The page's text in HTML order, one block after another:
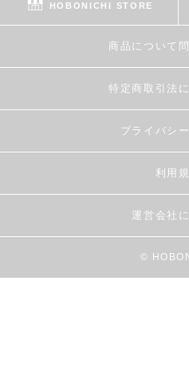
HOBONICHI STORE
商品について
特定商取引法
プライバシ
利用
運営会社
©